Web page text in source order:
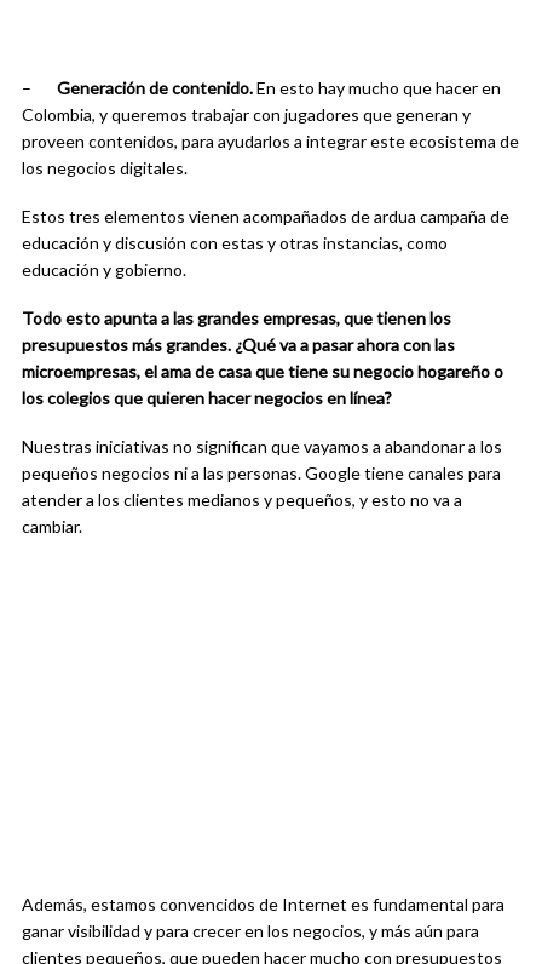
– Generación de contenido.En esto hay mucho que hacer en
Colombia, y queremos trabajar con jugadores que generan y
proveen contenidos, para ayudarlos a integrar este ecosistema de
los negocios digitales.
Estos tres elementos vienen acompañados de ardua campaña de
educación y discusión con estas y otras instancias, como
educación y gobierno.
Todo esto apunta a las grandes empresas, que tienen los
presupuestos más grandes. ¿Qué va a pasar ahora con las
microempresas, el ama de casa que tiene su negocio hogareño o
los colegios que quieren hacer negocios en línea?
Nuestras iniciativas no significan que vayamos a abandonar a los
pequeños negocios ni a las personas. Google tiene canales para
atender a los clientes medianos y pequeños, y esto no va a
cambiar.
Además, estamos convencidos de Internet es fundamental para
ganar visibilidad y para crecer en los negocios, y más aún para
clientes pequeños, que pueden hacer mucho con presupuestos